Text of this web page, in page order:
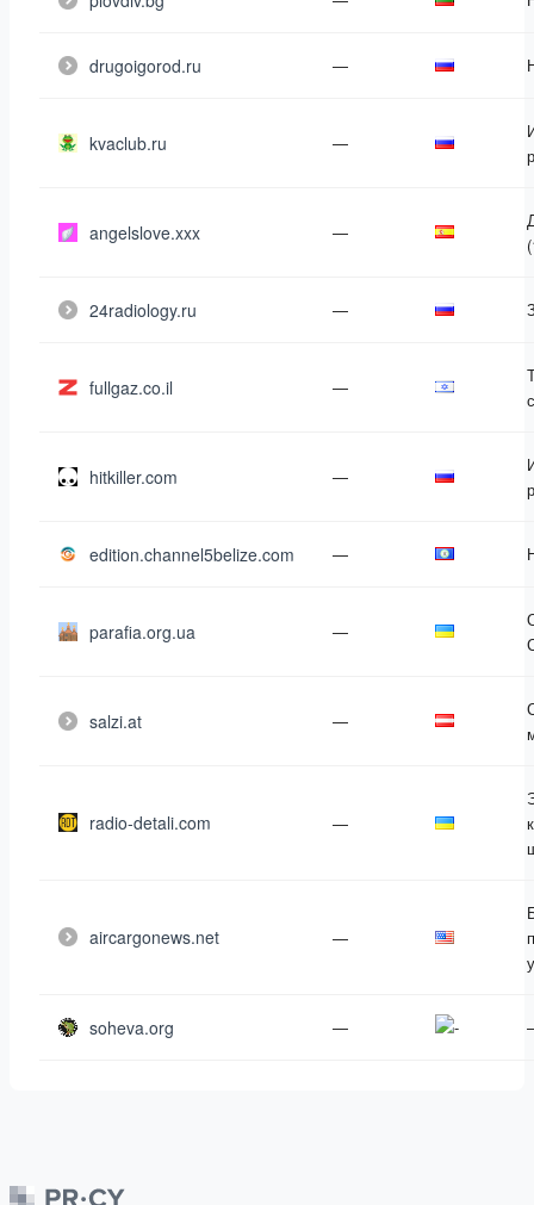
drugoigorod.ru —
kvaclub.ru —
angelslove.xxx —
24radiology.ru —
fullgaz.co.il —
hitkiller.com —
edition.channel5belize.com —
parafia.org.ua —
salzi.at —
radio-detali.com —
aircargonews.net —
soheva.org —